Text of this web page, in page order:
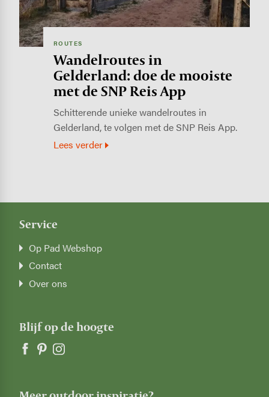
ROUTES
Wandelroutes in
Gelderland: doe de mooiste
met de SNP Reis App
Schitterende unieke wandelroutes in
Gelderland, te volgen met de SNP Reis App.
Lees verder
Service
Op Pad Webshop
Contact
Over ons
Blijf op de hoogte